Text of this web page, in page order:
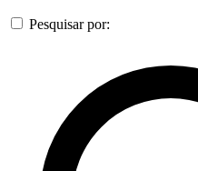
Pesquisar por: